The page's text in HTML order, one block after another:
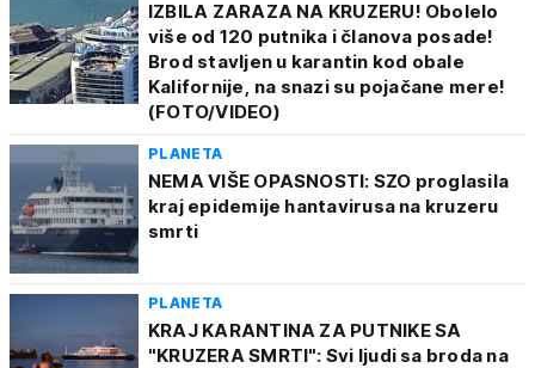
IZBILA ZARAZA NA KRUZERU! Obolelo
više od 120 putnika i članova posade!
Brod stavljen u karantin kod obale
Kalifornije, na snazi su pojačane mere!
(FOTO/VIDEO)
PLANETA
NEMA VIŠE OPASNOSTI: SZO proglasila
kraj epidemije hantavirusa na kruzeru
smrti
PLANETA
KRAJ KARANTINA ZA PUTNIKE SA
"KRUZERA SMRTI": Svi ljudi sa broda na